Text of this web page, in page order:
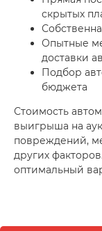
скрытых
Опытные
доставки
Подбор
бюджета
Стоимость
выигрыша на
повреждений,
других
оптимальный